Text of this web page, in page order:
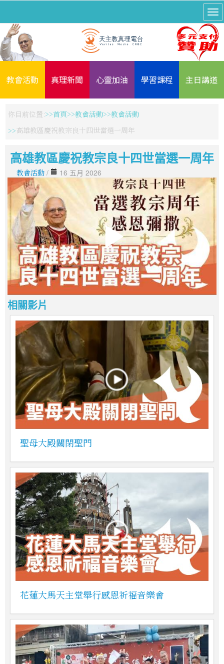
教會活動 真理新聞 心靈加油 學習課程 主日講道
你目前位置: 首頁 教會活動
教會活動
高雄教區慶祝教宗良十四世當選一周年
高雄教區慶祝教宗良十四世當選一周年
教會活動 / 16 五月 2026
相關影片
聖母大殿關閉聖門
花蓮大馬天主堂舉行感恩祈福音樂會